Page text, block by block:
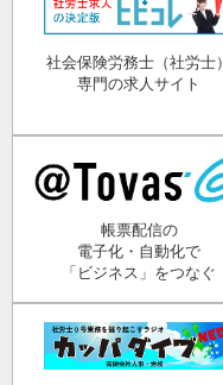
社会保険労務士（社労士）
専門の求人サイト
帳票配信の
電子化・自動化で
「ビジネス」をつなぐ